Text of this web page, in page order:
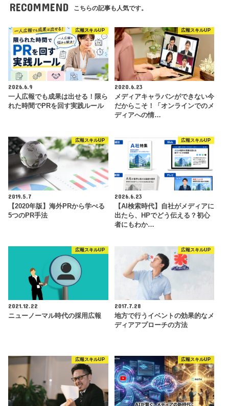
RECOMMEND こちらの記事も人気です。
広報スキルUP
2026.6.9
一人広報でも成果は出せる！限ら
れた時間でPRを回す実践ルール
広報スキルUP
2020.6.23
メディアキャラバンができない今
だからこそ！「オンラインでのメ
ディアへの情…
広報スキルUP
2019.5.7
【2020年版】海外PRから学べる
5つのPR手法
広報スキルUP
2026.6.23
【AI検索時代】自社がメディアに
出たら、HPでどう伝える？初心
者にもわか…
広報スキルUP
2021.12.22
ニューノーマル時代の採用広報
広報スキルUP
2017.7.28
地方で行うイベントの効果的なメ
ディアアプローチの方法
広報スキルUP 広報スキルUP